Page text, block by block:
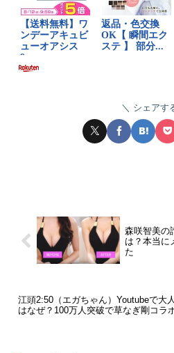
シェアす
森咲智美の
は？本当に
た
江頭2:50（エガちゃん）Youtubeで大
はなぜ？100万人突破で草なぎ剛コラ